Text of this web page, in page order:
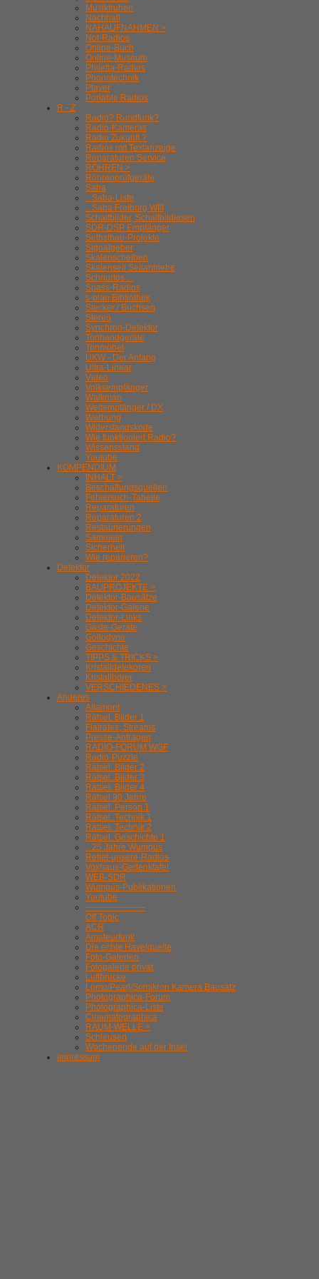
Musiktruhen
Nachhall
NAHAUFNAHMEN >
Not-Radios
Online-Buch
Online-Museum
Philetta-Radios
Phonotechnik
Player
Portable Radios
R - Z
Radio? Rundfunk?
Radio-Kameras
Radio Zukunft ?
Radios mit Textanzeige
Reparaturen Service
RÖHREN >
Röhrenprüfgeräte
Saba
.. Saba-Liste
.. Saba Freiburg WIII
Schaltbilder, Schaltbildlesen
SDR-DSP Empfänger
Selbstbau-Projekte
Signalgeber
Skalenscheiben
Skalenseil Seilantriebe
Schnurlos ...
Spass-Radios
s-plan Bibliothek
Stecker / Buchsen
Stereo
Synchron-Detektor
Tonbandgeräte
Tonmöbel
UKW - Der Anfang
Ultra-Linear
Video
Volksempfänger
Walkman
Weltempfänger / DX
Werbung
Widerstandskode
Wie funktioniert Radio?
Wissensstand
Youtube
KOMPENDIUM
INHALT >
Beschaffungsquellen
Fehlersuch-Tabelle
Reparaturen
Reparaturen 2
Restaurierungen
Sammeln
Sicherheit
Wie reparieren?
Detektor
Detektor 2022
BAUPROJEKTE >
Detektor-Bausätze
Detektor-Galerie
Detektor-Links
Gäste-Geräte
Gollodyne
Geschichte
TIPPS & TRICKS >
Kristalldetekoren
Kristallhörer
VERSCHIEDENES >
Anderes
Altamont
Rätsel. Bilder 1
Flatrates, Streams
Presse-Anfragen
RADIO-FORUM WGF
Radio-Puzzle
Rätsel. Bilder 2
Rätsel. Bilder 3
Rätsel. Bilder 4
Rätsel 90 Jahre
Rätsel. Person 1
Rätsel. Technik 1
Rätsel. Technik 2
Rätsel. Geschichte 1
.. 25 Jahre Wumpus
Rettet-unsere-Radios
Voxhaus-Gedenktafel
WEB-SDR
Wumpus-Publikationen
Youtube
---------------------
Off Topic
ACR
Amateurfunk
Die echte Havelquelle
Foto-Galerien
Fotogalerie privat
Luftbrücke
Lomo/Pearl/Somikron Kamera Bausatz
Photographica-Forum
Photographica-Liste
Cinematographica
RAUM-WELLE >
Schleusen
Wochenende auf der Insel
Impressum